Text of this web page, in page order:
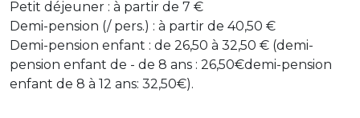
Petit déjeuner : à partir de 7 €
Demi-pension (/ pers.) : à partir de 40,50 €
Demi-pension enfant : de 26,50 à 32,50 € (demi-
pension enfant de - de 8 ans : 26,50€demi-pension
enfant de 8 à 12 ans: 32,50€).